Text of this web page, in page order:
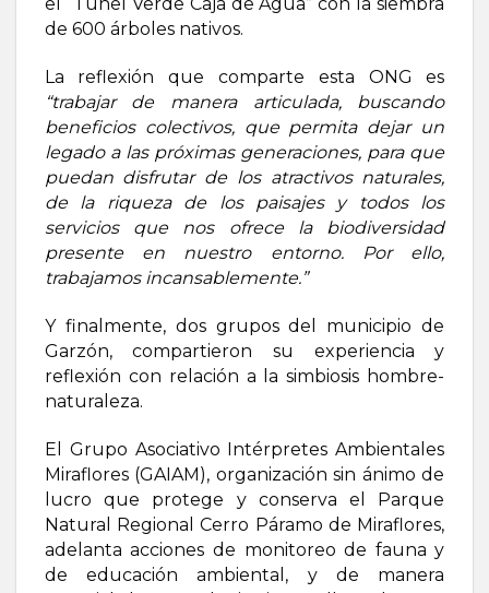
el “Túnel Verde Caja de Agua” con la siembra
de 600 árboles nativos.
La reflexión que comparte esta ONG es
“trabajar de manera articulada, buscando
beneficios colectivos, que permita dejar un
legado a las próximas generaciones, para que
puedan disfrutar de los atractivos naturales,
de la riqueza de los paisajes y todos los
servicios que nos ofrece la biodiversidad
presente en nuestro entorno. Por ello,
trabajamos incansablemente.”
Y finalmente, dos grupos del municipio de
Garzón, compartieron su experiencia y
reflexión con relación a la simbiosis hombre-
naturaleza.
El Grupo Asociativo Intérpretes Ambientales
Miraflores (GAIAM), organización sin ánimo de
lucro que protege y conserva el Parque
Natural Regional Cerro Páramo de Miraflores,
adelanta acciones de monitoreo de fauna y
de educación ambiental, y de manera